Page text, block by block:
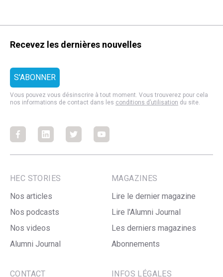
Recevez les dernières nouvelles
Vous pouvez vous désinscrire à tout moment. Vous trouverez pour cela
nos informations de contact dans les conditions d’utilisation du site.
FacebookFacebookFacebookFacebook
HEC STORIES
Nos articles
Nos podcasts
Nos videos
Alumni Journal
MAGAZINES
Lire le dernier magazine
Lire l'Alumni Journal
Les derniers magazines
Abonnements
CONTACT INFOS LÉGALES